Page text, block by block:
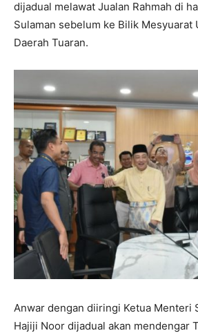
dijadual melawat Jualan Rahmah di
Sulaman sebelum ke Bilik Mesyuarat
Daerah Tuaran.
Anwar dengan diiringi Ketua Menteri
Hajiji Noor dijadual akan mendengar